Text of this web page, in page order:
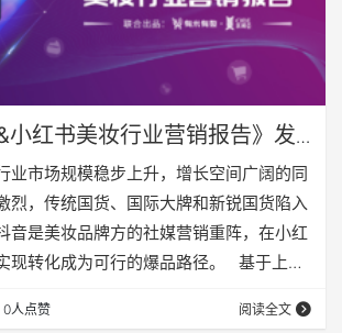
小红书美妆行业营销报告》发
潜力单品&品牌营销打法！
业市场规模稳步上升，增长空间广阔的同
烈，传统国货、国际大牌和新锐国货陷入
音是美妆品牌方的社媒营销重阵，在小红
现转化成为可行的爆品路径。 基于上述
告》，利用有米有数旗下产品快选品、
0人点赞 阅读全文